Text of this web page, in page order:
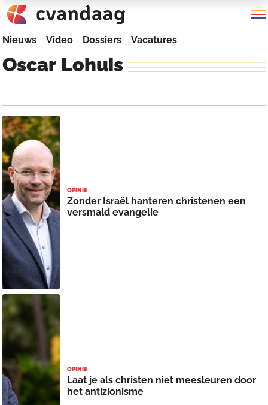
Nieuws Video Dossiers Vacatures
Oscar Lohuis
OPINIE
Zonder Israël hanteren christenen een
versmald evangelie
OPINIE
Laat je als christen niet meesleuren door
het antizionisme